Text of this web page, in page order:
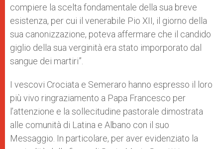
compiere la scelta fondamentale della sua breve
esistenza, per cui il venerabile Pio XII, il giorno della
sua canonizzazione, poteva affermare che il candido
giglio della sua verginità era stato imporporato dal
sangue dei martiri”.
I vescovi Crociata e Semeraro hanno espresso il loro
più vivo ringraziamento a Papa Francesco per
l’attenzione e la sollecitudine pastorale dimostrata
alle comunità di Latina e Albano con il suo
Messaggio. In particolare, per aver evidenziato la